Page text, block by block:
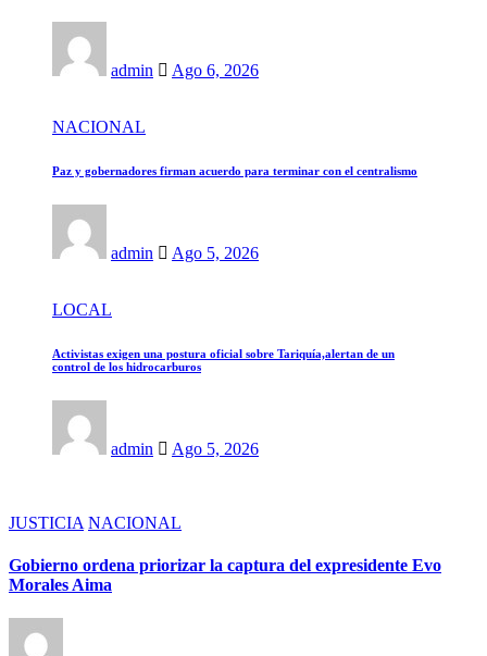
admin Ago 6, 2026
NACIONAL
Paz y gobernadores firman acuerdo para terminar con el centralismo
admin Ago 5, 2026
LOCAL
Activistas exigen una postura oficial sobre Tariquía,alertan de un
control de los hidrocarburos
admin Ago 5, 2026
JUSTICIA NACIONAL
Gobierno ordena priorizar la captura del expresidente Evo
Morales Aima